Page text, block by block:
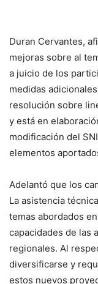
Duran Cervantes,
mejoras sobre al
a juicio de los
medidas
resolución sobre
y está en
modificación del
elementos
Adelantó que los
La asistencia
temas abordados
capacidades de las
regionales. Al
diversificarse y
estos nuevos